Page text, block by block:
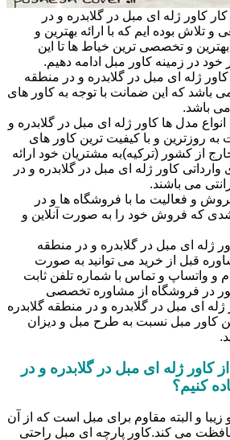
کاور ژله ای مبل در گلابدره و در
تلاش بوده ایم که با ارائه بهترین و
و تخصصی ترین خیاط ها تا این
خود در زمینه کاور مبل ادامه دهیم.
ژله ای مبل در گلابدره و در منطقه
باشد که این ضمانت با توجه به کاور های
باشد.
مدل ها کاور ژله ای مبل در گلابدره و
به روزترین و با کیفیت ترین کاور های
از کشور (ترکیه)به مشتریان خود ارائه
کاور ژله ای مبل در گلابدره و در
می باشند.
و فعالیت ما با فروشگاه ها و در
شدی که فروش خود را به صورت آنلاین و
ژله ای مبل در گلابدره و در منطقه
قبل از خرید می توانید به صورت
و واتساپ و تماس با شماره تلفن ثابت
در فروشگاه از مشاوره تخصصی
ای مبل در گلابدره و در منطقه گلابدره
کاور مبل نسبت به طرح مبل و دیزان
کاور ژله ای مبل در گلابدره و در
کنیم؟
و البته مقاوم برای مبل است که از آن
می کند.کاور پارچه ای مبل راحتی